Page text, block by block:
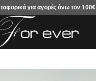
για αγορές άνω τον 100€